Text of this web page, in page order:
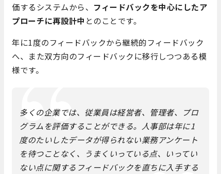
価するシステムから、 フィードバックを中心にしたア
プローチに再設計中 とのことです。
年に1度のフィードバックから継続的フィードバック
へ、また双方向のフィードバックに移行しつつある模
様です。
多くの企業では、従業員は経営者、管理者、プロ
グラムを評価することができる。人事部は年に1
度のたいしたデータが得られない業務アンケート
を待つことなく、うまくいっている点、いってい
ない点に関するフィードバックを直ちに入手する